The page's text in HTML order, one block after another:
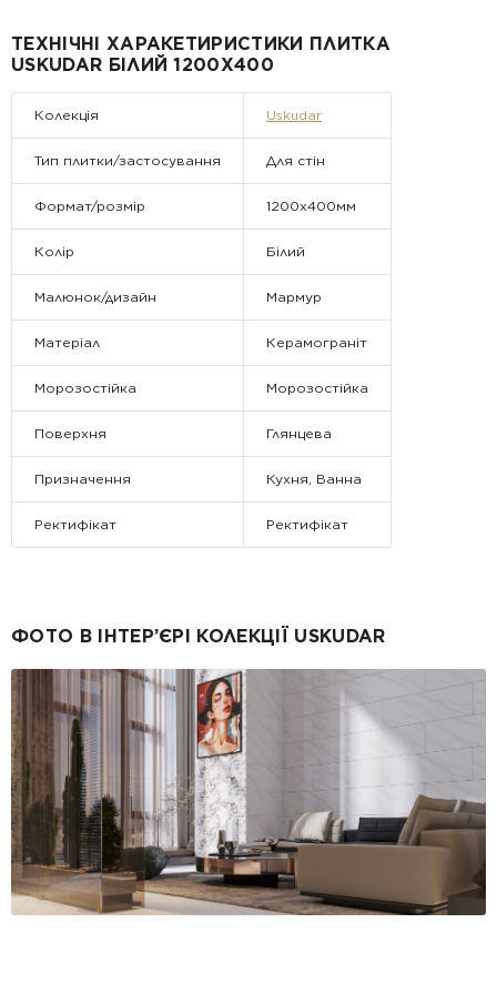
Примітка:
• Відвантаження здійснюється виключно у робочі дні. У суботу,
неділю та святкові дні замовлення не обробляються та не
ТЕХНІЧНІ ХАРАКЕТИРИСТИКИ ПЛИТКА
USKUDAR БІЛИЙ 1200X400
Колекція Uskudar
Тип плитки/застосування Для стін
Формат/розмір 1200x400мм
Колір Білий
Малюнок/дизайн Мармур
Матеріал Керамограніт
Морозостійка Морозостійка
Поверхня Глянцева
Призначення Кухня, Ванна
Ректифікат Ректифікат
ФОТО В ІНТЕР’ЄРІ КОЛЕКЦІЇ USKUDAR